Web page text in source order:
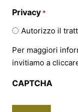
Privacy *
Autorizzo il
Per maggiori
invitiamo a
CAPTCHA